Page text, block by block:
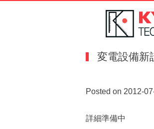
変電設備新
Posted on 2012-
詳細準備中